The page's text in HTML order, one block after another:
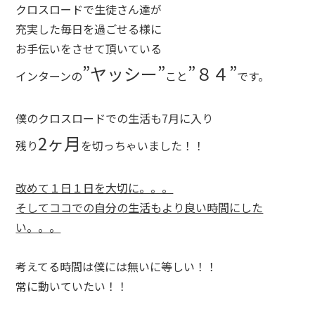
クロスロードで生徒さん達が
充実した毎日を過ごせる様に
お手伝いをさせて頂いている
インターンの”ヤッシー”こと ”８４”です。
僕のクロスロードでの生活も7月に入り
残り2ヶ月 を切っちゃいました！！
改めて１日１日を大切に。。。
そしてココでの自分の生活もより良い時間にした
い。。。
考えてる時間は僕には無いに等しい！！
常に動いていたい！！